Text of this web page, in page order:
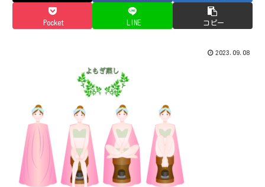
Pocket LINE コピー
2023.09.08